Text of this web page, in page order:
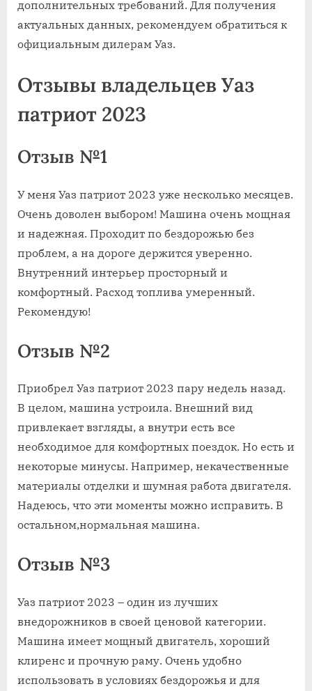
дополнительных требований. Для получения
актуальных данных, рекомендуем обратиться к
официальным дилерам Уаз.
Отзывы владельцев Уаз
патриот 2023
Отзыв №1
У меня Уаз патриот 2023 уже несколько месяцев.
Очень доволен выбором! Машина очень мощная
и надежная. Проходит по бездорожью без
проблем, а на дороге держится уверенно.
Внутренний интерьер просторный и
комфортный. Расход топлива умеренный.
Рекомендую!
Отзыв №2
Приобрел Уаз патриот 2023 пару недель назад.
В целом, машина устроила. Внешний вид
привлекает взгляды, а внутри есть все
необходимое для комфортных поездок. Но есть и
некоторые минусы. Например, некачественные
материалы отделки и шумная работа двигателя.
Надеюсь, что эти моменты можно исправить. В
остальном,нормальная машина.
Отзыв №3
Уаз патриот 2023 – один из лучших
внедорожников в своей ценовой категории.
Машина имеет мощный двигатель, хороший
клиренс и прочную раму. Очень удобно
использовать в условиях бездорожья и для